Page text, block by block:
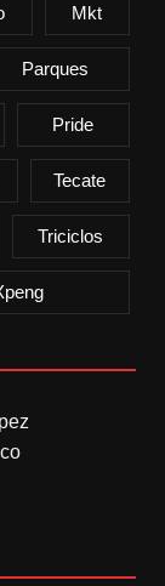
Mkt
Parques
Pride
Tecate
Triciclos